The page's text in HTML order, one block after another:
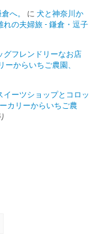
へ。
に 犬と神奈川か
れの夫婦旅 - 鎌倉・逗子
グフレンドリーなお店
からいちご農園、
ーツショップとコロッ
カリーからいちご農